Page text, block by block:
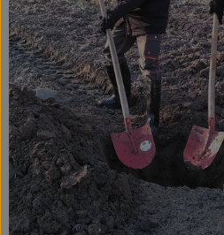
Getränke
Drogerie
So geht's
Über uns
Blog & Aktuelles